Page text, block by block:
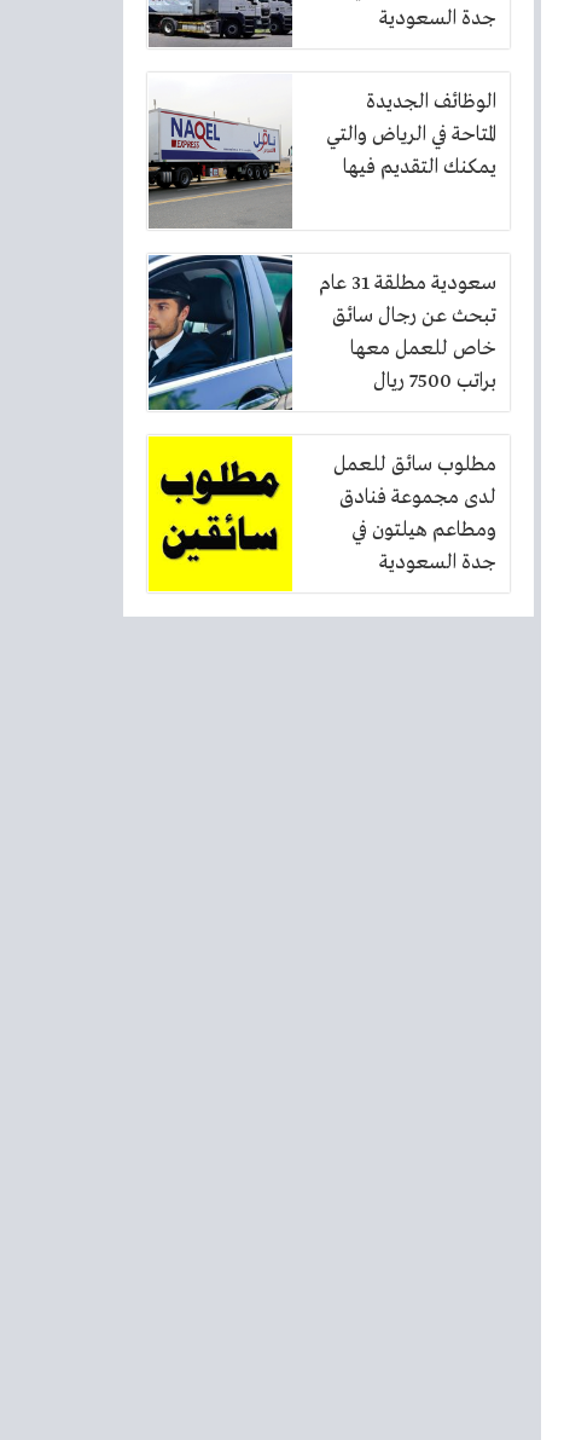
جدة السعودية
الوظائف الجديدة
المتاحة في الرياض والتي
يمكنك التقديم فيها
سعودية مطلقة 31 عام
تبحث عن رجال سائق
خاص للعمل معها
براتب 7500 ريال
مطلوب سائق للعمل
لدى مجموعة فنادق
ومطاعم هيلتون في
جدة السعودية